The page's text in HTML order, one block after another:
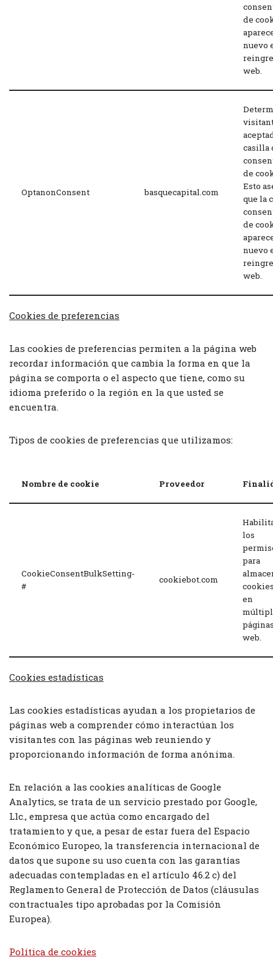
de
nuevo
web.
OptanonConsent basquecapital.com
casilla
de
Esto
que la
de
nuevo
web.
Cookies de preferencias
Las cookies de preferencias permiten a la página web
recordar información que cambia la forma en que la
página se comporta o el aspecto que tiene, como su
idioma preferido o la región en la que usted se
encuentra.
Tipos de cookies de preferencias que utilizamos:
Nombre de cookie Proveedor
CookieConsentBulkSetting-
#
cookiebot.com
los
para
en
web.
Cookies estadísticas
Las cookies estadísticas ayudan a los propietarios de
páginas web a comprender cómo interactúan los
visitantes con las páginas web reuniendo y
proporcionando información de forma anónima.
En relación a las cookies analíticas de Google
Analytics, se trata de un servicio prestado por Google,
Llc., empresa que actúa como encargado del
tratamiento y que, a pesar de estar fuera del Espacio
Económico Europeo, la transferencia internacional de
datos que supone su uso cuenta con las garantías
adecuadas contempladas en el artículo 46.2 c) del
Reglamento General de Protección de Datos (cláusulas
contractuales tipo aprobadas por la Comisión
Europea).
Política de cookies